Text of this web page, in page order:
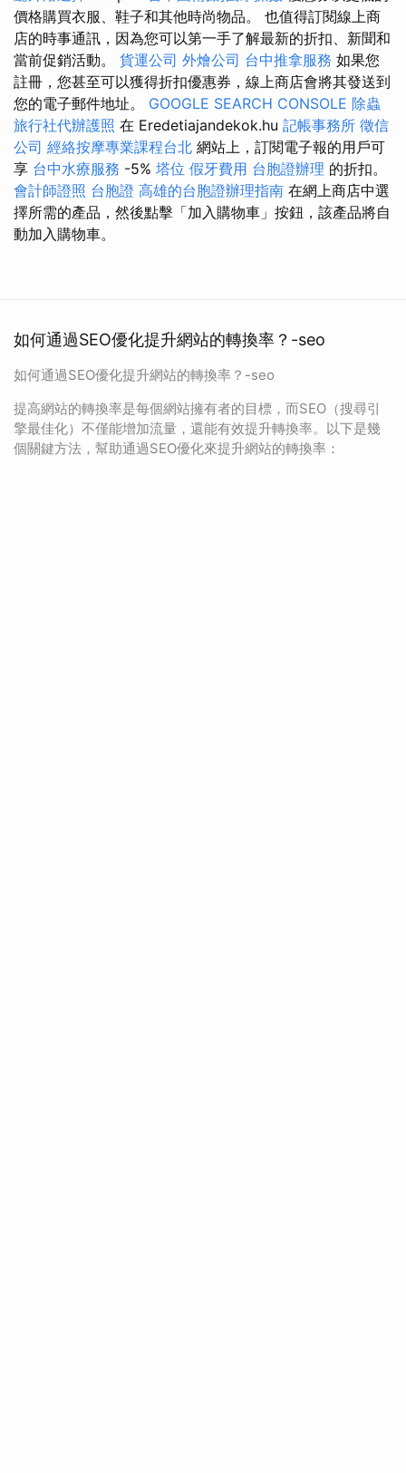
價格購買衣服、鞋子和其他時尚物品。 也值得訂閱線上商
店的時事通訊，因為您可以第一手了解最新的折扣、新聞和
當前促銷活動。 貨運公司 外燴公司 台中推拿服務 如果您
註冊，您甚至可以獲得折扣優惠券，線上商店會將其發送到
您的電子郵件地址。 GOOGLE SEARCH CONSOLE 除蟲
旅行社代辦護照 在 Eredetiajandekok.hu 記帳事務所 徵信
公司 經絡按摩專業課程台北 網站上，訂閱電子報的用戶可
享 台中水療服務 -5% 塔位 假牙費用 台胞證辦理 的折扣。
會計師證照 台胞證 高雄的台胞證辦理指南 在網上商店中選
擇所需的產品，然後點擊「加入購物車」按鈕，該產品將自
動加入購物車。
如何通過SEO優化提升網站的轉換率？-seo
如何通過SEO優化提升網站的轉換率？-seo
提高網站的轉換率是每個網站擁有者的目標，而SEO（搜尋引
擎最佳化）不僅能增加流量，還能有效提升轉換率。以下是幾
個關鍵方法，幫助通過SEO優化來提升網站的轉換率：